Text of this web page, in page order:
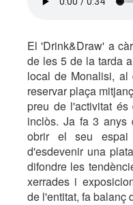
El 'Drink&Draw' a
de les 5 de la tarda
local de Monalisi, al
reservar plaça
preu de l'activitat
inclòs. Ja fa 3 anys
obrir el seu espai
d'esdevenir una
difondre les
xerrades i
de l'entitat, fa balanç